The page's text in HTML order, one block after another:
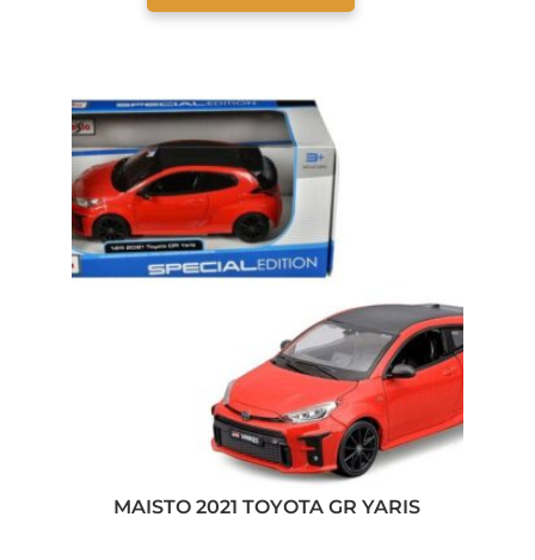
MAISTO 2021 TOYOTA GR YARIS